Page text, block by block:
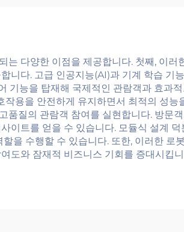
다양한 이점을 제공합니다. 첫째, 이
니다. 고급 인공지능(AI)과 기계 학습 기
기능을 탑재해 국제적인 관람객과 효과
용을 안전하게 유지하면서 최적의 성
질의 관람객 참여를 실현합니다. 방문
트를 얻을 수 있습니다. 모듈식 설계
을 수행할 수 있습니다. 또한, 이러한 로
도와 잠재적 비즈니스 기회를 증대시킵